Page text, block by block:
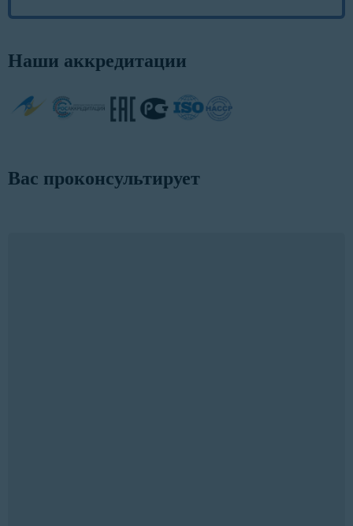
Наши аккредитации
Вас проконсультирует